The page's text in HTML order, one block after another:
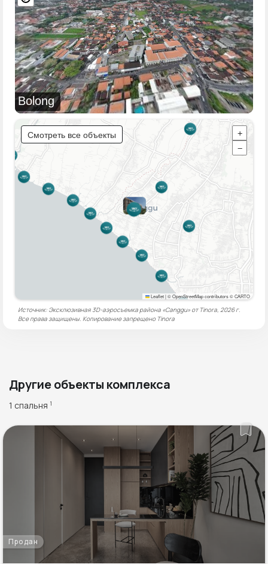
Bolong
Смотреть все объекты
+
−
Leaflet|© OpenStreetMap contributors © CARTO
Источник: Эксклюзивная 3D-аэросъемка района «Canggu» от Tinora, 2026 г.
Все права защищены. Копирование запрещено Tinora
Другие объекты комплекса
1 спальня 1
Продан